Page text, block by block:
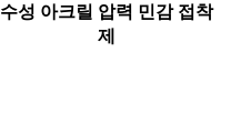
수성 아크릴 압력 민감 접착
제